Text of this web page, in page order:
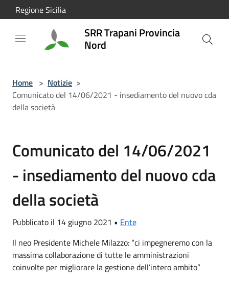
Salta al contenuto principale
Regione Sicilia
SRR Trapani Provincia
Nord
Home > Notizie >
Comunicato del 14/06/2021 - insediamento del nuovo cda
della società
Comunicato del 14/06/2021
- insediamento del nuovo cda
della società
Pubblicato il 14 giugno 2021 • Ente
Il neo Presidente Michele Milazzo: “ci impegneremo con la
massima collaborazione di tutte le amministrazioni
coinvolte per migliorare la gestione dell’intero ambito”